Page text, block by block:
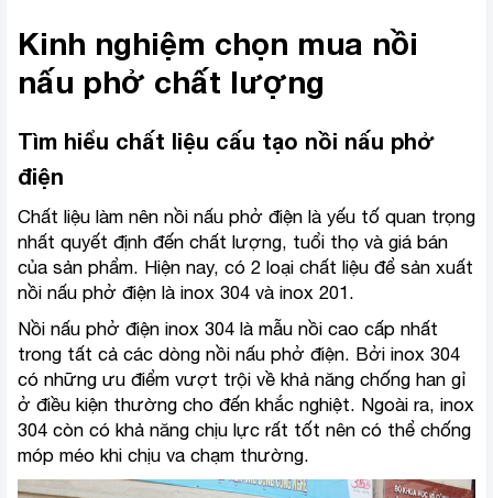
Kinh nghiệm chọn mua nồi
nấu phở chất lượng
Tìm hiểu chất liệu cấu tạo nồi nấu phở
điện
Chất liệu làm nên nồi nấu phở điện là yếu tố quan trọng
nhất quyết định đến chất lượng, tuổi thọ và giá bán
của sản phẩm. Hiện nay, có 2 loại chất liệu để sản xuất
nồi nấu phở điện là inox 304 và inox 201.
Nồi nấu phở điện inox 304 là mẫu nồi cao cấp nhất
trong tất cả các dòng nồi nấu phở điện. Bởi inox 304
có những ưu điểm vượt trội về khả năng chống han gỉ
ở điều kiện thường cho đến khắc nghiệt. Ngoài ra, inox
304 còn có khả năng chịu lực rất tốt nên có thể chống
móp méo khi chịu va chạm thường.